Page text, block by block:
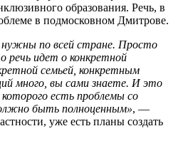
образования. Речь, в
в подмосковном Дмитрове.
по всей стране. Просто
речь идет о конкретной
семьей, конкретным
много, вы сами знаете. И это
которого есть проблемы со
быть полноценным», —
уже есть планы создать